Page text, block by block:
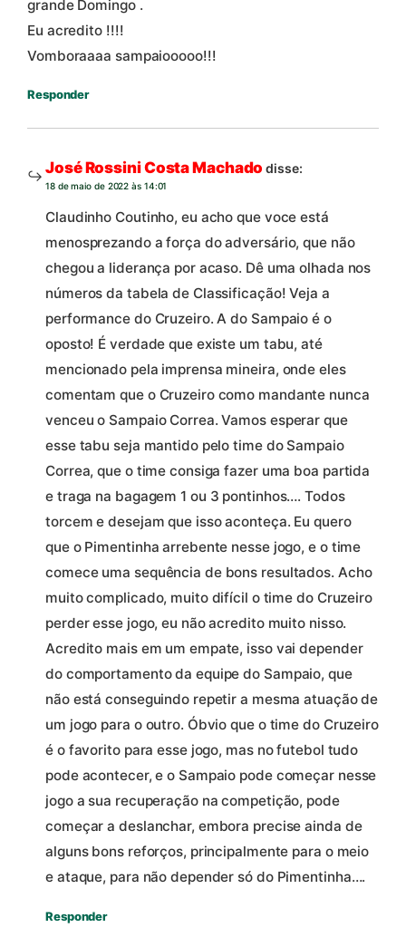
grande Domingo .
Eu acredito !!!!
Vomboraaaa sampaiooooo!!!
Responder
José Rossini Costa Machado disse:
18 de maio de 2022 às 14:01
Claudinho Coutinho, eu acho que voce está
menosprezando a força do adversário, que não
chegou a liderança por acaso. Dê uma olhada nos
números da tabela de Classificação! Veja a
performance do Cruzeiro. A do Sampaio é o
oposto! É verdade que existe um tabu, até
mencionado pela imprensa mineira, onde eles
comentam que o Cruzeiro como mandante nunca
venceu o Sampaio Correa. Vamos esperar que
esse tabu seja mantido pelo time do Sampaio
Correa, que o time consiga fazer uma boa partida
e traga na bagagem 1 ou 3 pontinhos…. Todos
torcem e desejam que isso aconteça. Eu quero
que o Pimentinha arrebente nesse jogo, e o time
comece uma sequência de bons resultados. Acho
muito complicado, muito difícil o time do Cruzeiro
perder esse jogo, eu não acredito muito nisso.
Acredito mais em um empate, isso vai depender
do comportamento da equipe do Sampaio, que
não está conseguindo repetir a mesma atuação de
um jogo para o outro. Óbvio que o time do Cruzeiro
é o favorito para esse jogo, mas no futebol tudo
pode acontecer, e o Sampaio pode começar nesse
jogo a sua recuperação na competição, pode
começar a deslanchar, embora precise ainda de
alguns bons reforços, principalmente para o meio
e ataque, para não depender só do Pimentinha….
Responder